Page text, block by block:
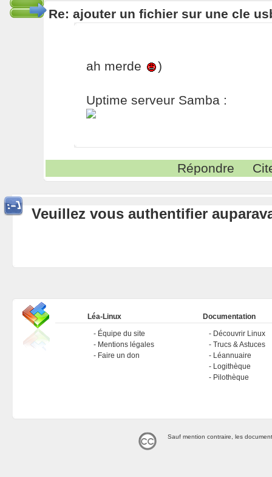
Re: ajouter un fichier sur une cle
ah merde )
Uptime serveur Samba :
Répondre
Veuillez vous authentifier
Léa-Linux
Équipe du site
Mentions légales
Faire un don
Documentation
Découvrir Linux
Trucs & Astuces
Léannuaire
Logithèque
Pilothèque
Sauf mention contraire, les